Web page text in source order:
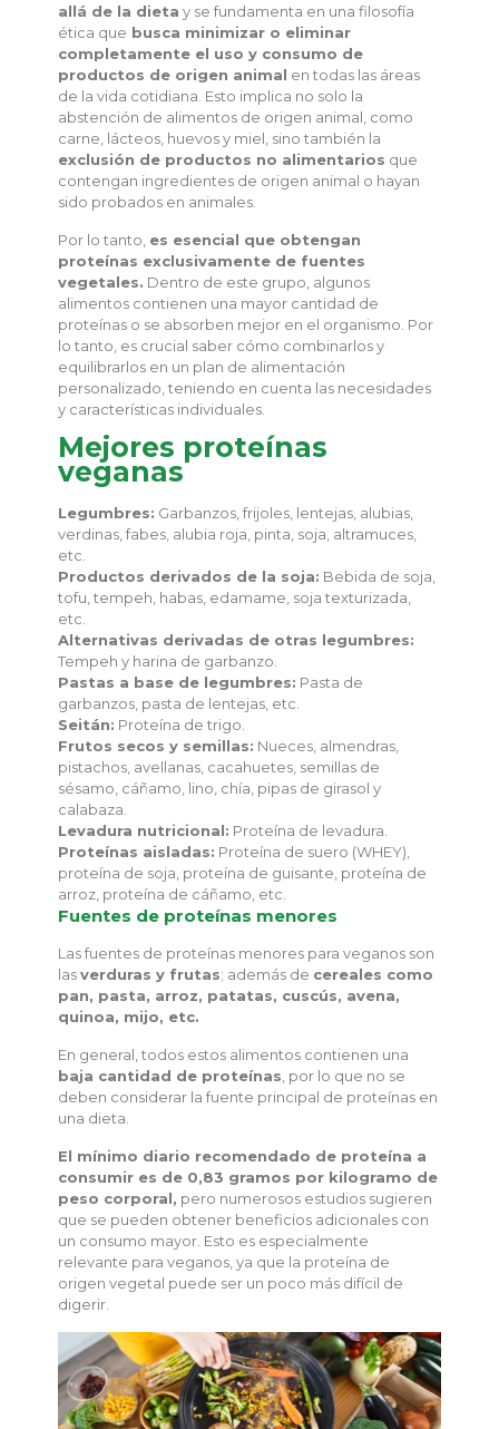
allá de la dieta y se fundamenta en una filosofía
ética que busca minimizar o eliminar
completamente el uso y consumo de
productos de origen animal en todas las áreas
de la vida cotidiana. Esto implica no solo la
abstención de alimentos de origen animal, como
carne, lácteos, huevos y miel, sino también la
exclusión de productos no alimentarios que
contengan ingredientes de origen animal o hayan
sido probados en animales.
Por lo tanto, es esencial que obtengan
proteínas exclusivamente de fuentes
vegetales. Dentro de este grupo, algunos
alimentos contienen una mayor cantidad de
proteínas o se absorben mejor en el organismo. Por
lo tanto, es crucial saber cómo combinarlos y
equilibrarlos en un plan de alimentación
personalizado, teniendo en cuenta las necesidades
y características individuales.
Mejores proteínas
veganas
Legumbres: Garbanzos, frijoles, lentejas, alubias,
verdinas, fabes, alubia roja, pinta, soja, altramuces,
etc.
Productos derivados de la soja: Bebida de soja,
tofu, tempeh, habas, edamame, soja texturizada,
etc.
Alternativas derivadas de otras legumbres:
Tempeh y harina de garbanzo.
Pastas a base de legumbres: Pasta de
garbanzos, pasta de lentejas, etc.
Seitán: Proteína de trigo.
Frutos secos y semillas: Nueces, almendras,
pistachos, avellanas, cacahuetes, semillas de
sésamo, cáñamo, lino, chía, pipas de girasol y
calabaza.
Levadura nutricional: Proteína de levadura.
Proteínas aisladas: Proteína de suero (WHEY),
proteína de soja, proteína de guisante, proteína de
arroz, proteína de cáñamo, etc.
Fuentes de proteínas menores
Las fuentes de proteínas menores para veganos son
lasverduras y frutas; además de cereales como
pan, pasta, arroz, patatas, cuscús, avena,
quinoa, mijo, etc.
En general, todos estos alimentos contienen una
baja cantidad de proteínas , por lo que no se
deben considerar la fuente principal de proteínas en
una dieta.
El mínimo diario recomendado de proteína a
consumir es de 0,83 gramos por kilogramo de
peso corporal, pero numerosos estudios sugieren
que se pueden obtener beneficios adicionales con
un consumo mayor. Esto es especialmente
relevante para veganos, ya que la proteína de
origen vegetal puede ser un poco más difícil de
digerir.